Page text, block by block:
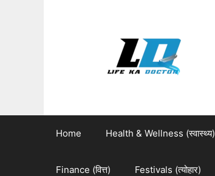
Home Health & Wellness (स्वास्थ्य)
Finance (वित्त) Festivals (त्योहार)